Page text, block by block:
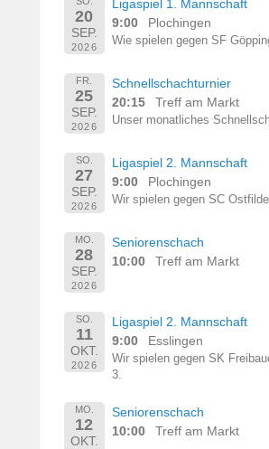
20
SEP.
2026
Ligaspiel 1. Mannschaft
9:00
Plochingen
Wie spielen gegen SF
FR.
25
SEP.
2026
Schnellschachturnier
20:15
Treff am Markt
Unser monatliches
SO.
27
SEP.
2026
Ligaspiel 2. Mannschaft
9:00
Plochingen
Wir spielen gegen SC
MO.
28
SEP.
2026
Seniorenschach
10:00
Treff am Markt
SO.
11
OKT.
2026
Ligaspiel 2. Mannschaft
9:00
Esslingen
Wir spielen gegen SK
3.
MO.
12
OKT.
Seniorenschach
10:00
Treff am Markt